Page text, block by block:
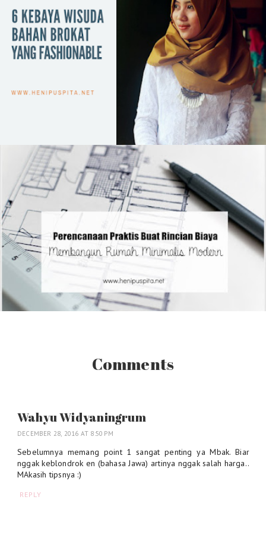
Comments
Wahyu Widyaningrum
DECEMBER 28, 2016 AT 8:50 PM
Sebelumnya memang point 1 sangat penting ya Mbak. Biar
nggak keblondrok en (bahasa Jawa) artinya nggak salah harga..
MAkasih tipsnya :)
REPLY